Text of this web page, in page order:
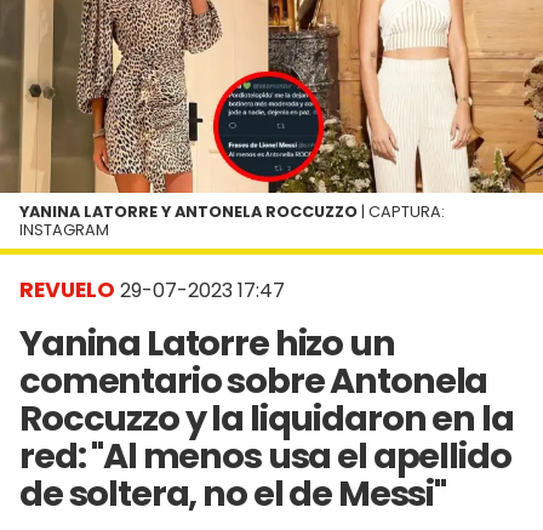
REVUELO 29-07-2023 17:47
Yanina Latorre hizo un
comentario sobre Antonela
Roccuzzo y la liquidaron en la
red: "Al menos usa el apellido
de soltera, no el de Messi"
YANINA LATORRE Y ANTONELA ROCCUZZO | CAPTURA:
INSTAGRAM